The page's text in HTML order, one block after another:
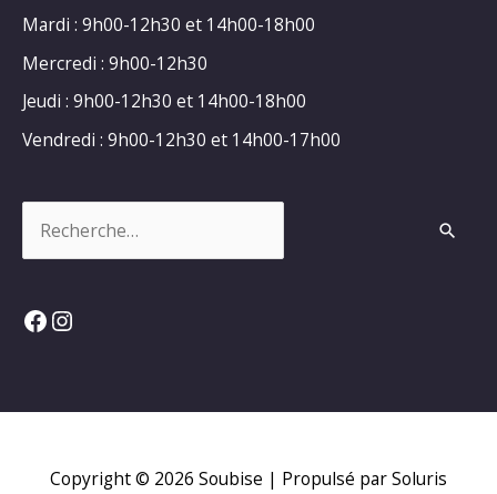
Mardi : 9h00-12h30 et 14h00-18h00
Mercredi : 9h00-12h30
Jeudi : 9h00-12h30 et 14h00-18h00
Vendredi : 9h00-12h30 et 14h00-17h00
Facebook
Instagram
Copyright © 2026 Soubise | Propulsé par Soluris